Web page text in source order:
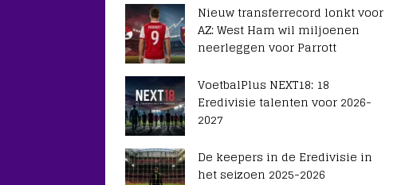
Nieuw transferrecord lonkt voor
AZ: West Ham wil miljoenen
neerleggen voor Parrott
VoetbalPlus NEXT18: 18
Eredivisie talenten voor 2026-
2027
De keepers in de Eredivisie in
het seizoen 2025-2026